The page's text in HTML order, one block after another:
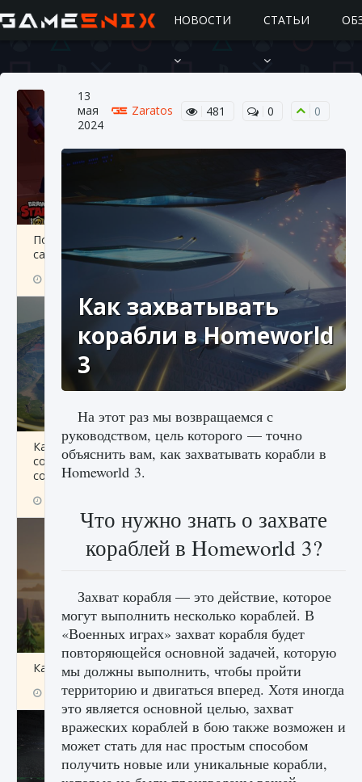
НОВОСТИ СТАТЬИ
Подробное руководство по получению
самоцветов Brawl Stars
0
Как исправить ошибку Palworld «Идет
сохранение мира — Невозможно начать
сохранение данных мира»
Как заработать медали лиги Clash of Clans
9 августа 2024 2 599 0 1
13
мая
2024
Zaratos 481 0 0
Как захватывать
корабли в Homeworld
3
На этот раз мы возвращаемся с
руководством, цель которого — точно
объяснить вам, как захватывать корабли в
Homeworld 3.
Что нужно знать о захвате
кораблей в Homeworld 3?
Захват корабля — это действие, которое
могут выполнить несколько кораблей. В
«Военных играх» захват корабля будет
повторяющейся основной задачей, которую
мы должны выполнить, чтобы пройти
территорию и двигаться вперед. Хотя иногда
это является основной целью, захват
вражеских кораблей в бою также возможен и
может стать для нас простым способом
получить новые или уникальные корабли,